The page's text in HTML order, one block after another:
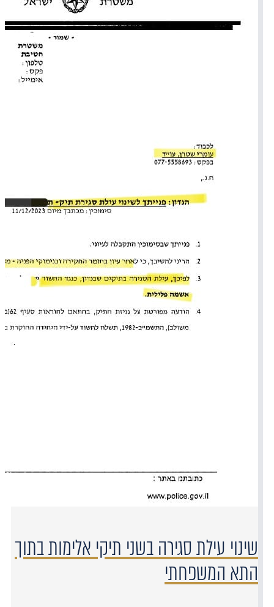
שינוי עילת סגירה בשני תיקי אלימות בתוך
התא המשפחתי